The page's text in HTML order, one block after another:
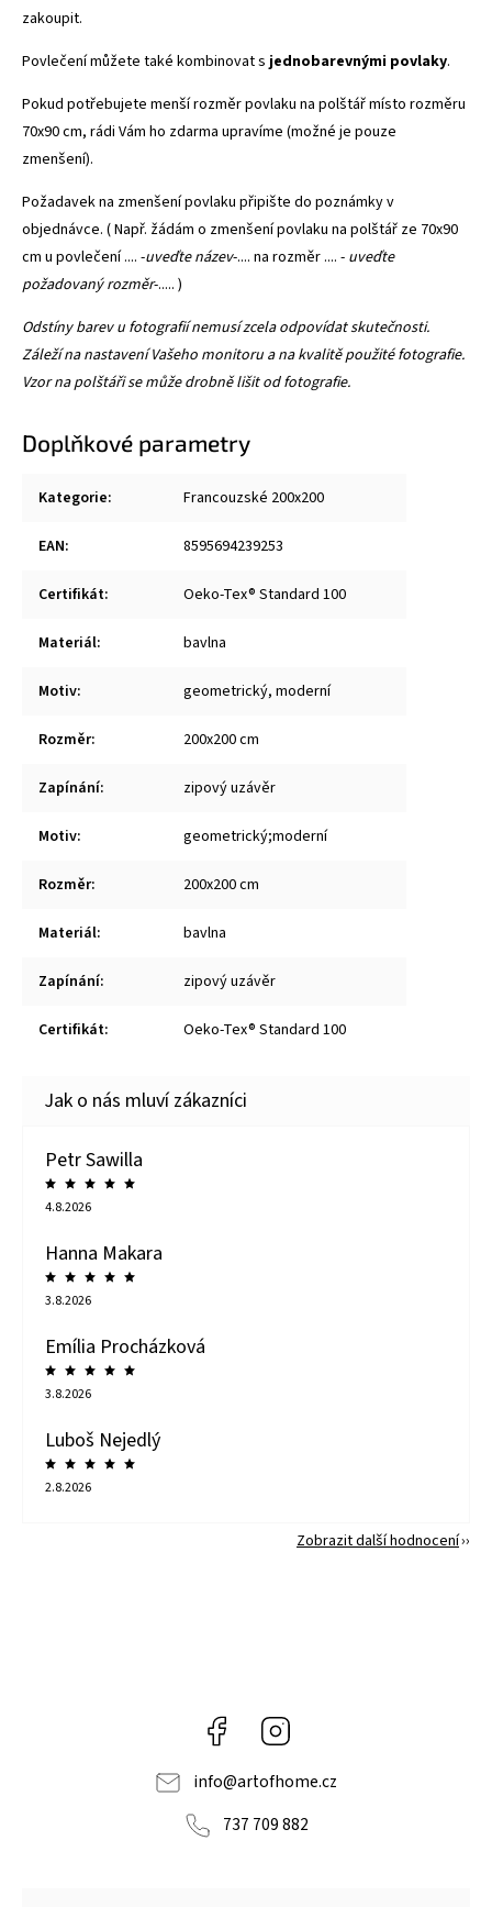
zakoupit.
Povlečení můžete také kombinovat sjednobarevnými povlaky.
Pokud potřebujete menší rozměr povlaku na polštář místo rozměru
70x90 cm, rádi Vám ho zdarma upravíme (možné je pouze
zmenšení).
Požadavek na zmenšení povlaku připište do poznámky v
objednávce. ( Např. žádám o zmenšení povlaku na polštář ze 70x90
cm u povlečení .... -uveďte název-.... na rozměr .... - uveďte
požadovaný rozměr-..... )
Odstíny barev u fotografií nemusí zcela odpovídat skutečnosti.
Záleží na nastavení Vašeho monitoru a na kvalitě použité fotografie.
Vzor na polštáři se může drobně lišit od fotografie.
Doplňkové parametry
Kategorie: Francouzské 200x200
EAN: 8595694239253
Certifikát: Oeko-Tex® Standard 100
Materiál: bavlna
Motiv: geometrický, moderní
Rozměr: 200x200 cm
Zapínání: zipový uzávěr
Motiv: geometrický;moderní
Rozměr: 200x200 cm
Materiál: bavlna
Zapínání: zipový uzávěr
Certifikát: Oeko-Tex® Standard 100
Petr Sawilla
4.8.2026
Hanna Makara
3.8.2026
Emília Procházková
3.8.2026
Luboš Nejedlý
2.8.2026
Zobrazit další hodnocení
Facebook
info@artofhome.cz
737 709 882